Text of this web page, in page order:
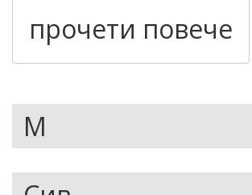
Система за омекотяване: EVA с голяма
е за здравина, а вторият е за комфорта на
Вид диск: мини диск система 4X2, подходящи и
дъската при прес трикове)
прочети повече